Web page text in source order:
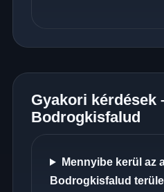
Gyakori kérdések
Bodrogkisfalud
Mennyibe kerül az
Bodrogkisfalud